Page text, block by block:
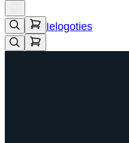
Ielogoties